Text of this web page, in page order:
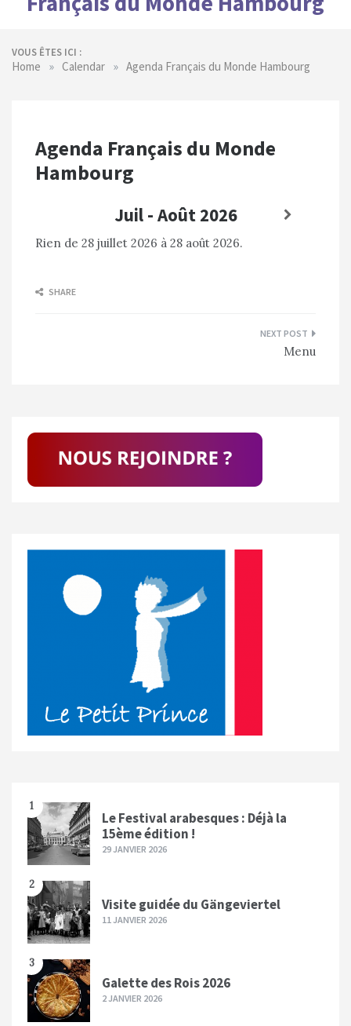
VOUS ÊTES ICI :
Home » Calendar » Agenda Français du Monde Hambourg
Agenda Français du Monde
Hambourg
Juil - Août 2026
Rien de 28 juillet 2026 à 28 août 2026.
SHARE
Menu
1
Le Festival arabesques : Déjà la
15ème édition !
29 JANVIER 2026
2
Visite guidée du Gängeviertel
11 JANVIER 2026
3
Galette des Rois 2026
2 JANVIER 2026